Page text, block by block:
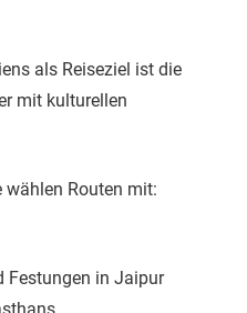
als Reiseziel ist die
mit kulturellen
wählen Routen mit:
Festungen in Jaipur